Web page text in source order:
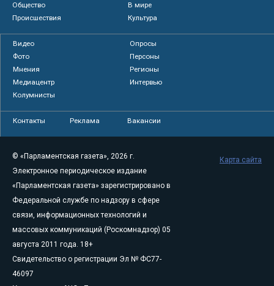
Общество
В мире
Происшествия
Культура
Видео
Опросы
Фото
Персоны
Мнения
Регионы
Медиацентр
Интервью
Колумнисты
Контакты Реклама Вакансии
© «Парламентская газета», 2026 г.
Электронное периодическое издание
«Парламентская газета» зарегистрировано в
Федеральной службе по надзору в сфере
связи, информационных технологий и
массовых коммуникаций (Роскомнадзор) 05
августа 2011 года. 18+
Свидетельство о регистрации Эл № ФС77-
46097
Карта сайта